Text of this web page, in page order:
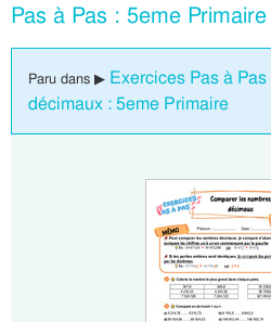
Pas à Pas : 5eme
Paru dans ▶ Exercices Pas à
décimaux : 5eme Primaire